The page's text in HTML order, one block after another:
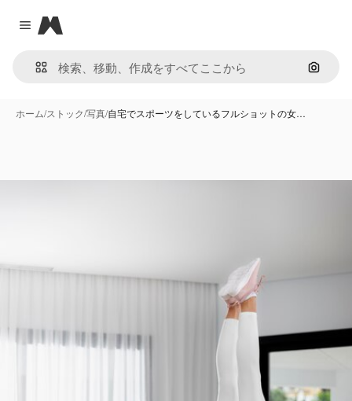
Close menu
Magnific
画像で
ホーム/ストック/写真/自宅でスポーツをしているフルショットの女…